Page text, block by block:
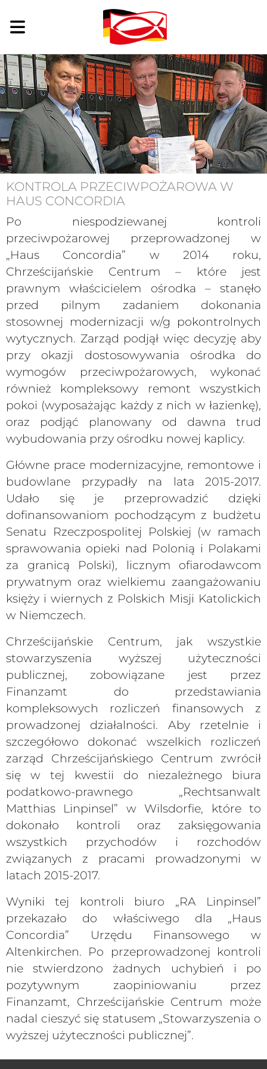
KONTROLA PRZECIWPOŻAROWA W
HAUS CONCORDIA
Po niespodziewanej kontroli
przeciwpożarowej przeprowadzonej w
„Haus Concordia” w 2014 roku,
Chrześcijańskie Centrum – które jest
prawnym właścicielem ośrodka – stanęło
przed pilnym zadaniem dokonania
stosownej modernizacji w/g pokontrolnych
wytycznych. Zarząd podjął więc decyzję aby
przy okazji dostosowywania ośrodka do
wymogów przeciwpożarowych, wykonać
również kompleksowy remont wszystkich
pokoi (wyposażając każdy z nich w łazienkę),
oraz podjąć planowany od dawna trud
wybudowania przy ośrodku nowej kaplicy.
Główne prace modernizacyjne, remontowe i
budowlane przypadły na lata 2015-2017.
Udało się je przeprowadzić dzięki
dofinansowaniom pochodzącym z budżetu
Senatu Rzeczpospolitej Polskiej (w ramach
sprawowania opieki nad Polonią i Polakami
za granicą Polski), licznym ofiarodawcom
prywatnym oraz wielkiemu zaangażowaniu
księży i wiernych z Polskich Misji Katolickich
w Niemczech.
Chrześcijańskie Centrum, jak wszystkie
stowarzyszenia wyższej użyteczności
publicznej, zobowiązane jest przez
Finanzamt do przedstawiania
kompleksowych rozliczeń finansowych z
prowadzonej działalności. Aby rzetelnie i
szczegółowo dokonać wszelkich rozliczeń
zarząd Chrześcijańskiego Centrum zwrócił
się w tej kwestii do niezależnego biura
podatkowo-prawnego „Rechtsanwalt
Matthias Linpinsel” w Wilsdorfie, które to
dokonało kontroli oraz zaksięgowania
wszystkich przychodów i rozchodów
związanych z pracami prowadzonymi w
latach 2015-2017.
Wyniki tej kontroli biuro „RA Linpinsel”
przekazało do właściwego dla „Haus
Concordia” Urzędu Finansowego w
Altenkirchen. Po przeprowadzonej kontroli
nie stwierdzono żadnych uchybień i po
pozytywnym zaopiniowaniu przez
Finanzamt, Chrześcijańskie Centrum może
nadal cieszyć się statusem „Stowarzyszenia o
wyższej użyteczności publicznej”.